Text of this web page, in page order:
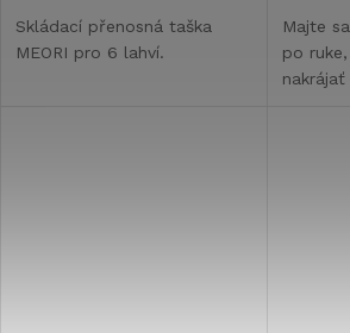
Skládací přenosná taška
MEORI pro 6 lahví.
Majte
po